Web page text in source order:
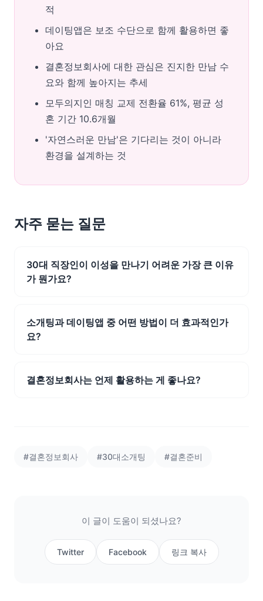
적
데이팅앱은 보조 수단으로 함께 활용하면 좋
아요
결혼정보회사에 대한 관심은 진지한 만남 수
요와 함께 높아지는 추세
모두의지인 매칭 교제 전환율 61%, 평균 성
혼 기간 10.6개월
'자연스러운 만남'은 기다리는 것이 아니라
환경을 설계하는 것
자주 묻는 질문
30대 직장인이 이성을 만나기 어려운 가장 큰 이유
가 뭔가요?
소개팅과 데이팅앱 중 어떤 방법이 더 효과적인가
요?
결혼정보회사는 언제 활용하는 게 좋나요?
#결혼정보회사 #30대소개팅 #결혼준비
이 글이 도움이 되셨나요?
Twitter Facebook 링크 복사